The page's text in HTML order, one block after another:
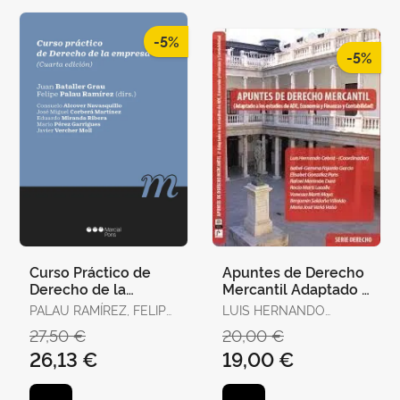
-5%
Curso Práctico de
Derecho de la
Empresa
PALAU RAMÍREZ, FELIPE
JUAN
27,50 €
26,13 €
-5%
Apuntes de Derecho
Mercantil Adaptado a
Estudios de Ade
LUIS HERNANDO
GEMMA FAJARDO
20,00 €
19,00 €